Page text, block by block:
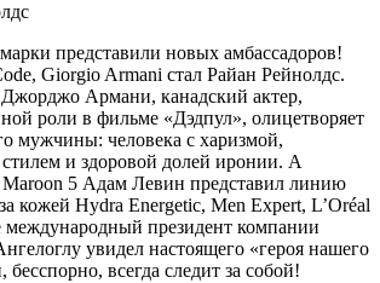
представили новых амбассадоров!
Giorgio Armani стал Райан Рейнолдс.
Армани, канадский актер,
роли в фильме «Дэдпул», олицетворяет
мужчины: человека с харизмой,
и здоровой долей иронии. А
5 Адам Левин представил линию
кожей Hydra Energetic, Men Expert, L’Oréal
международный президент компании
увидел настоящего «героя нашего
всегда следит за собой!